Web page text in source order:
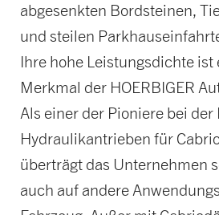
abgesenkten Bordsteinen,
und steilen
Ihre hohe Leistungsdichte ist
Merkmal der HOERBIGER
Als einer der Pioniere bei
Hydraulikantrieben für
überträgt das Unternehmen
auch auf andere